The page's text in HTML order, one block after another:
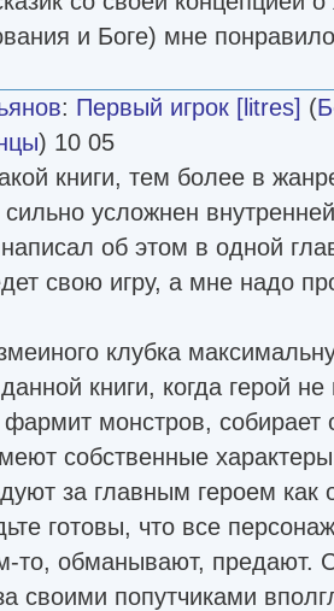
и Боге) мне
: Первый игрок [litres] (
) 10 05
книги, тем более в
усложнен
об этом в одной
свою игру, а мне надо
клубка
книги, когда герой не
фармит монстров, собирает
собственные
за главным героем как
готовы, что все
то, обманывают, предают.
своими попутчиками